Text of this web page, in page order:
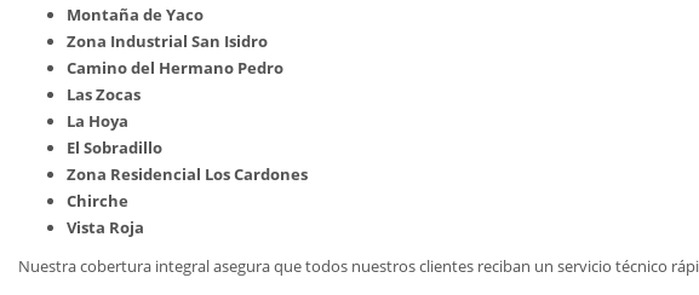
Montaña de Yaco
Zona Industrial San Isidro
Camino del Hermano Pedro
Las Zocas
La Hoya
El Sobradillo
Zona Residencial Los Cardones
Chirche
Vista Roja
Nuestra cobertura integral asegura que todos nuestros clientes reciban un servicio técnico